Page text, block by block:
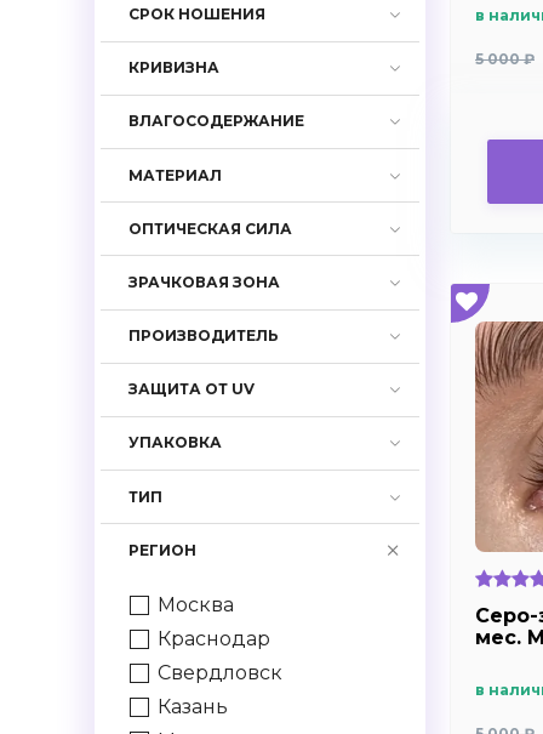
в
5 000 ₽
Серо-
мес.
в
-3.25
-4.0
-4.25
-4.75
-5.0
-5.25
-5.5
-5,75
-6.0
-6.75
-7.0
-7.5
-7,75
-8.0
-8.5
СРОК НОШЕНИЯ
КРИВИЗНА
ВЛАГОСОДЕРЖАНИЕ
МАТЕРИАЛ
ОПТИЧЕСКАЯ СИЛА
ЗРАЧКОВАЯ ЗОНА
ПРОИЗВОДИТЕЛЬ
ЗАЩИТА ОТ UV
УПАКОВКА
ТИП
РЕГИОН
Москва
Краснодар
Свердловск
Казань